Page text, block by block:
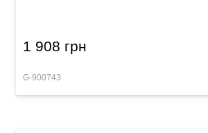
1 908 грн
G-900743